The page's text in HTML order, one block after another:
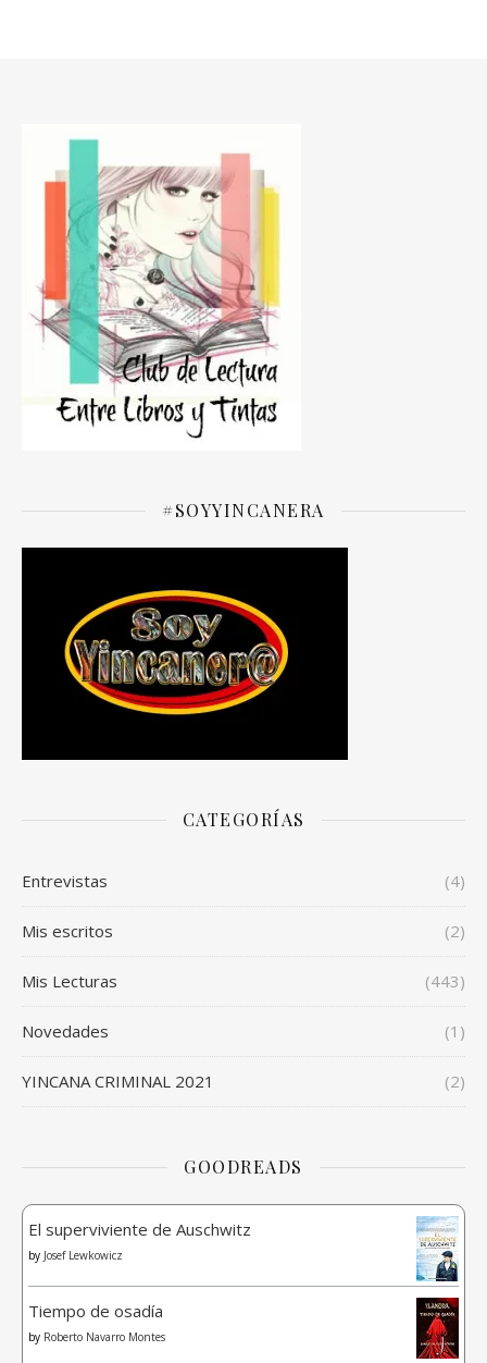
#SOYYINCANERA
CATEGORÍAS
Entrevistas (4)
Mis escritos (2)
Mis Lecturas (443)
Novedades (1)
YINCANA CRIMINAL 2021 (2)
GOODREADS
El superviviente de Auschwitz
by Josef Lewkowicz
Tiempo de osadía
by Roberto Navarro Montes